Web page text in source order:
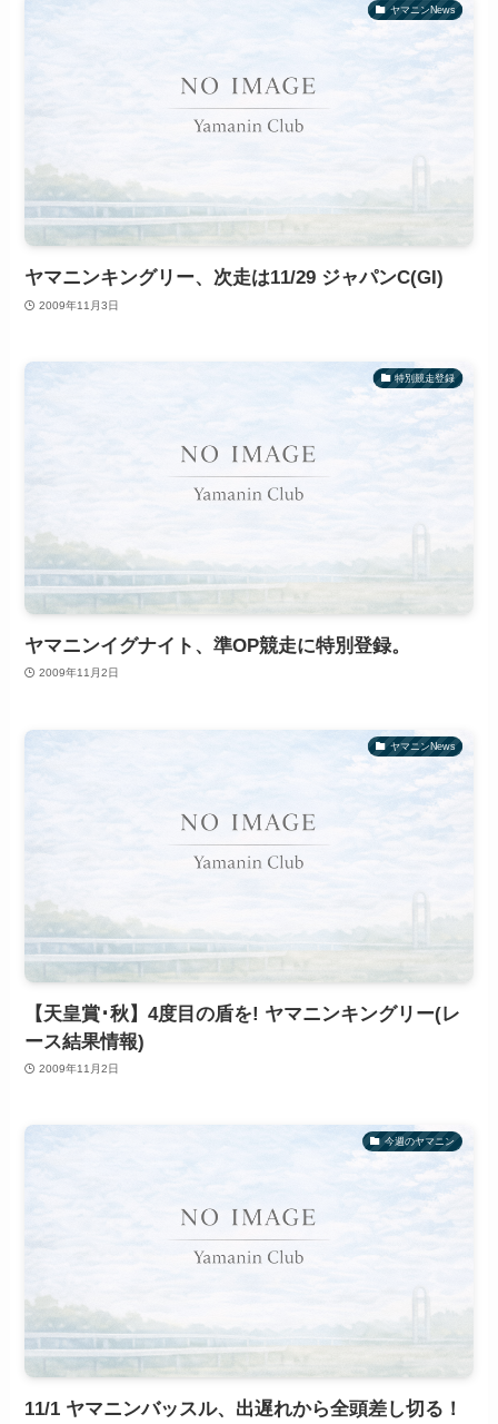
ヤマニンNews
ヤマニンキングリー、次走は11/29 ジャパンC(GI)
2009年11月3日
特別競走登録
ヤマニンイグナイト、準OP競走に特別登録。
2009年11月2日
ヤマニンNews
【天皇賞･秋】4度目の盾を! ヤマニンキングリー(レ
ース結果情報)
2009年11月2日
今週のヤマニン
11/1 ヤマニンバッスル、出遅れから全頭差し切る！